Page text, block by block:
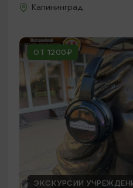
Калининград
ОТ 1200₽
ЭКСКУРСИИ